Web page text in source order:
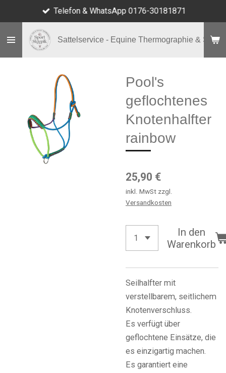
Hauptinhalt
springen
Sattelservice - Equine Thermographie & Shop
Telefon & WhatsApp 0176-30181871
Pool's
geflochtenes
Knotenhalfter
rainbow
25,90 €
inkl. MwSt zzgl.
Versandkosten
In den
Warenkorb
Seilhalfter mit
verstellbarem, seitlichem
Knotenverschluss.
Es verfügt über
geflochtene Einsätze, die
es einzigartig machen.
Es garantiert eine